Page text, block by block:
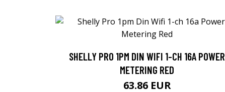
SHELLY PRO 1PM DIN WIFI 1-CH 16A POWER
METERING RED
63.86 EUR